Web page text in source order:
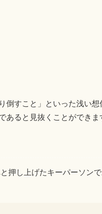
倒すこと」といった浅い
ると見抜くことができま
押し上げたキーパーソンで